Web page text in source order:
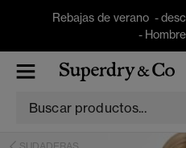
Rebajas de verano -
- Hombre